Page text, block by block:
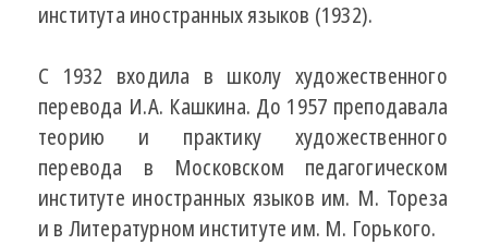
института иностранных языков (1932).
С 1932 входила в школу художественного
перевода И.А. Кашкина. До 1957 преподавала
теорию и практику художественного
перевода в Московском педагогическом
институте иностранных языков им. М. Тореза
и в Литературном институте им. М. Горького.